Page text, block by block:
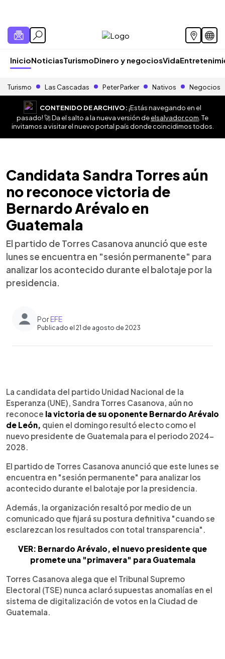
InicioNoticiasTurismoDinero y negociosVida
Turismo Las Cascadas Peter Parker Nativos Negocios
CONTENIDO DE ARCHIVO:¡Estás navegando en el
pasado! 🚀 Da el salto a la nueva versión deelsalvador.com . Te
invitamos a visitar el nuevo portal país donde coincidimos todos.
Candidata Sandra Torres aún
no reconoce victoria de
Bernardo Arévalo en
Guatemala
El partido de Torres Casanova anunció que este
lunes se encuentra en "sesión permanente" para
analizar los acontecido durante el balotaje por la
presidencia.
PorEFE
Publicado el 21 de agosto de 2023
► Escuchar artículo
La candidata del partido Unidad Nacional de la
Esperanza (UNE), Sandra Torres Casanova, aún no
reconoce la victoria de su oponente Bernardo Arévalo
de León, quien el domingo resultó electo como el
nuevo presidente de Guatemala para el periodo 2024-
2028.
El partido de Torres Casanova anunció que este lunes se
encuentra en "sesión permanente" para analizar los
acontecido durante el balotaje por la presidencia.
Además, la organización resaltó por medio de un
comunicado que fijará su postura definitiva "cuando se
esclarezcan los resultados con total transparencia".
VER: Bernardo Arévalo, el nuevo presidente que
promete una "primavera" para Guatemala
Torres Casanova alega que el Tribunal Supremo
Electoral (TSE) nunca aclaró supuestas anomalías en el
sistema de digitalización de votos en la Ciudad de
Guatemala.